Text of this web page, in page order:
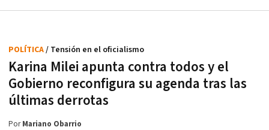
Karina Milei apunta contra todos y el
Gobierno reconfigura su agenda tras las
últimas derrotas
POLÍTICA/ Tensión en el oficialismo
PorMariano Obarrio